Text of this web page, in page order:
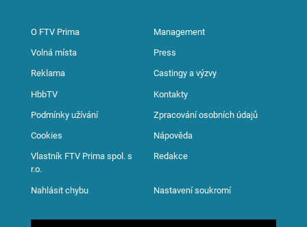
O FTV Prima Management
Volná místa Press
Reklama Castingy a výzvy
HbbTV Kontakty
Podmínky užívání Zpracování osobních údajů
Cookies Nápověda
Vlastník FTV Prima spol. s
r.o.
Redakce
Nahlásit chybu Nastavení soukromí